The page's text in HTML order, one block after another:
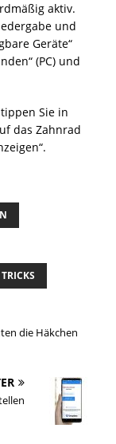
aktiv.
und
Geräte“
(PC) und
Sie in
das Zahnrad
die Häkchen